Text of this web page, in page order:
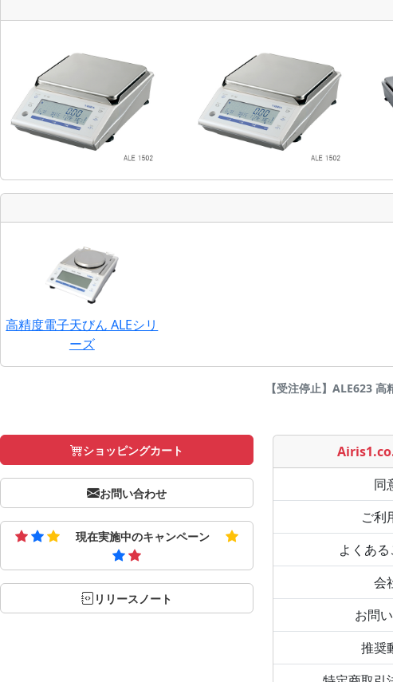
高精度電子天びん ALEシリ
ーズ
【受注停止】ALE623
ショッピングカート
お問い合わせ
現在実施中のキャンペーン
リリースノート
同
ご利
よくあ
会
お問
推奨